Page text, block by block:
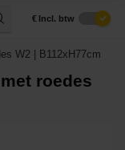
€ Incl. btw
W2 | B112xH77cm
roedes